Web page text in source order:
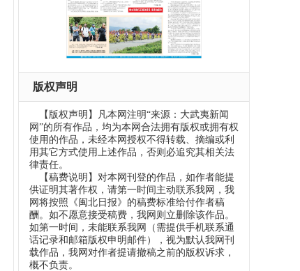
版权声明
【版权声明】凡本网注明“来源：大武夷新闻
网”的所有作品，均为本网合法拥有版权或拥有权
使用的作品，未经本网授权不得转载、摘编或利
用其它方式使用上述作品，否则必追究其相关法
律责任。
【稿费说明】对本网刊登的作品，如作者能提
供证明其著作权，请第一时间主动联系我网，我
网将按照《闽北日报》的稿费标准给付作者稿
酬。如不愿意接受稿费，我网则立删除该作品。
如第一时间，未能联系我网（需提供手机联系通
话记录和邮箱版权申明邮件），视为默认我网刊
载作品，我网对作者提请撤稿之前的版权诉求，
概不负责。